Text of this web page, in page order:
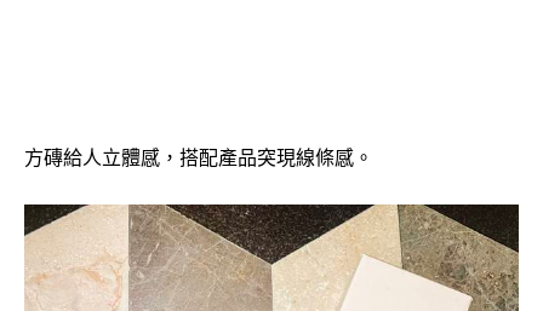
方磚給人立體感，搭配產品突現線條感。